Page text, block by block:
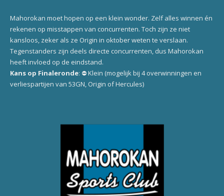
Mahorokan moet hopen op een klein wonder. Zelf alles winnen én
rekenen op misstappen van concurrenten. Toch zijn ze niet
kansloos, zeker als ze Origin in oktober weten te verslaan.
Tegenstanders zijn deels directe concurrenten, dus Mahorokan
heeft invloed op de eindstand.
Kans op Finaleronde: ⛔ Klein (mogelijk bij 4 overwinningen en
verliespartijen van 53GN, Origin of Hercules)